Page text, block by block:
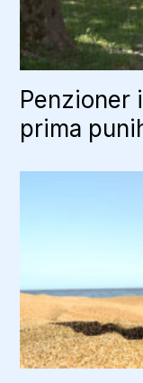
Penzioner
prima